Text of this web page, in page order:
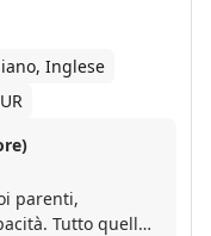
Inglese
parenti,
Tutto quello